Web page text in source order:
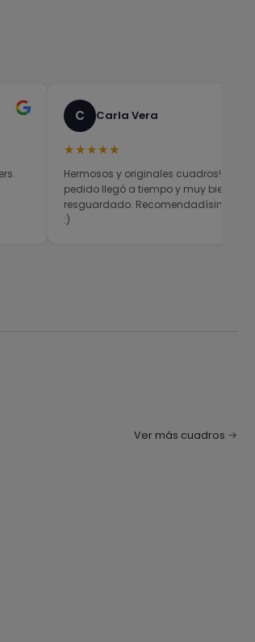
C Carla Vera
★★★★★
Hermosos y originales cuadros! El
pedido llegó a tiempo y muy bien
resguardado. Recomendadísimos
:)
Ver más cuadros